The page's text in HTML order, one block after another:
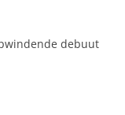
debuut